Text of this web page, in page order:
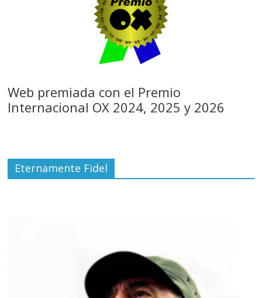
Web premiada con el Premio
Internacional OX 2024, 2025 y 2026
Eternamente Fidel